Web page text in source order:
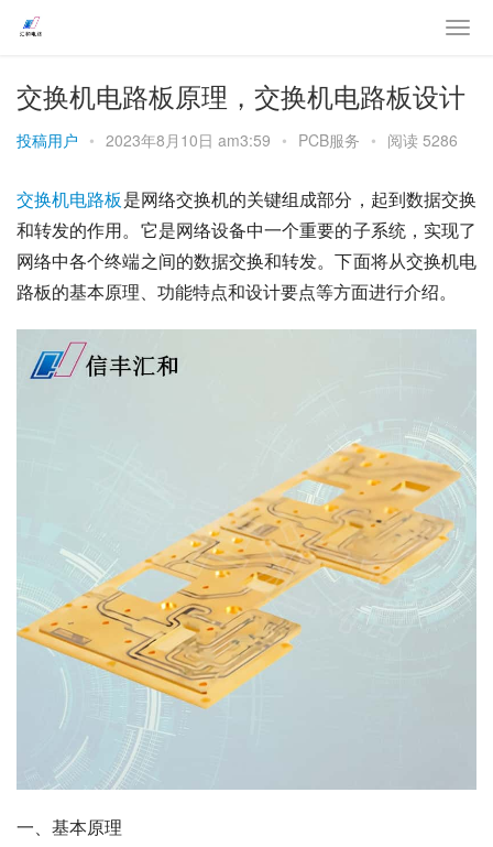
交换机电路板原理，交换机电路板设计
投稿用户 • 2023年8月10日 am3:59 • PCB服务 • 阅读 5286
交换机电路板是网络交换机的关键组成部分，起到数据交换
和转发的作用。它是网络设备中一个重要的子系统，实现了
网络中各个终端之间的数据交换和转发。下面将从交换机电
路板的基本原理、功能特点和设计要点等方面进行介绍。
一、基本原理